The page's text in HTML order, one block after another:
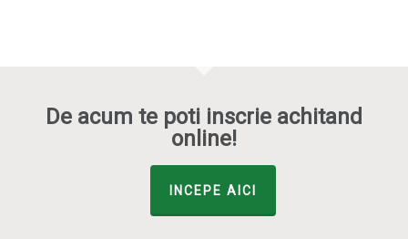
De acum te poti inscrie achitand
online!
INCEPE AICI